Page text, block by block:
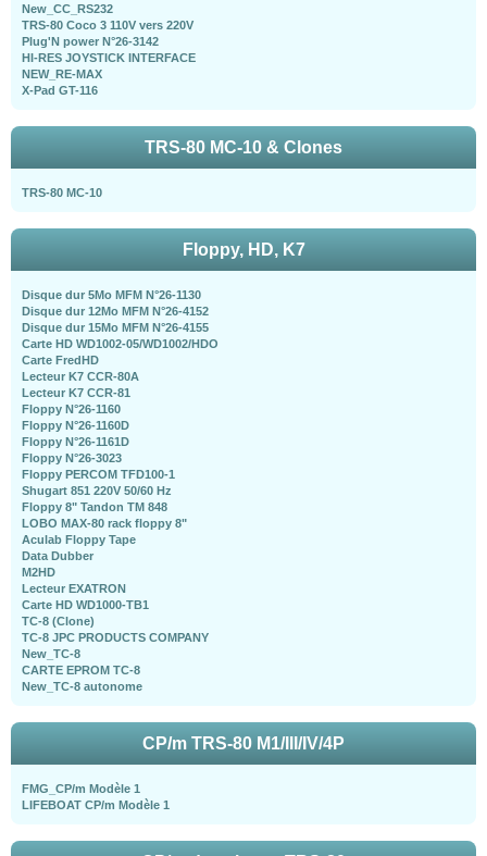
New_CC_RS232
TRS-80 Coco 3 110V vers 220V
Plug'N power N°26-3142
HI-RES JOYSTICK INTERFACE
NEW_RE-MAX
X-Pad GT-116
TRS-80 MC-10 & Clones
TRS-80 MC-10
Floppy, HD, K7
Disque dur 5Mo MFM N°26-1130
Disque dur 12Mo MFM N°26-4152
Disque dur 15Mo MFM N°26-4155
Carte HD WD1002-05/WD1002/HDO
Carte FredHD
Lecteur K7 CCR-80A
Lecteur K7 CCR-81
Floppy N°26-1160
Floppy N°26-1160D
Floppy N°26-1161D
Floppy N°26-3023
Floppy PERCOM TFD100-1
Shugart 851 220V 50/60 Hz
Floppy 8" Tandon TM 848
LOBO MAX-80 rack floppy 8"
Aculab Floppy Tape
Data Dubber
M2HD
Lecteur EXATRON
Carte HD WD1000-TB1
TC-8 (Clone)
TC-8 JPC PRODUCTS COMPANY
New_TC-8
CARTE EPROM TC-8
New_TC-8 autonome
CP/m TRS-80 M1/III/IV/4P
FMG_CP/m Modèle 1
LIFEBOAT CP/m Modèle 1